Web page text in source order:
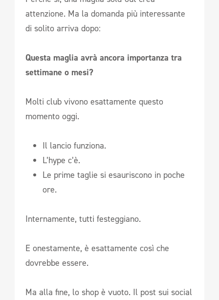
attenzione. Ma la domanda più interessante
di solito arriva dopo:
Questa maglia avrà ancora importanza tra
settimane o mesi?
Molti club vivono esattamente questo
momento oggi.
Il lancio funziona.
L’hype c’è.
Le prime taglie si esauriscono in poche
ore.
Internamente, tutti festeggiano.
E onestamente, è esattamente così che
dovrebbe essere.
Ma alla fine, lo shop è vuoto. Il post sui social